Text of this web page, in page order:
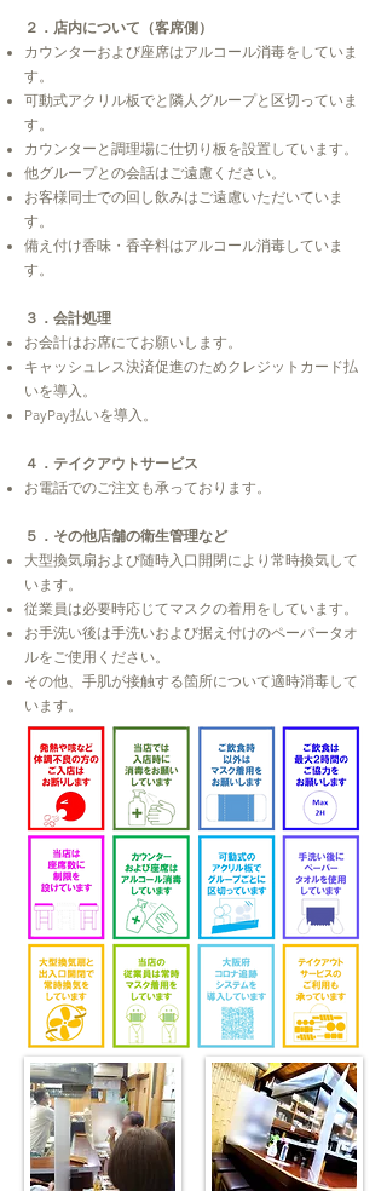
２．店内について（客席側）
​カウンターおよび座席はアルコール消毒をしていま
す。
可動式アクリル板でと隣人グループと区切っていま
す。
カウンターと調理場に仕切り板を設置しています。
他グループとの会話はご遠慮ください。
お客様同士での回し飲みはご遠慮いただいていま
す。
備え付け香味・香辛料はアルコール消毒していま
す。
３．会計処理
お会計はお席にてお願いします。
キャッシュレス決済促進のためクレジットカード払
いを導入。
​PayPay払いを導入。
４．テイクアウトサービス
お電話でのご注文も承っております。
５．その他店舗の衛生管理など
大型換気扇および随時入口開閉により常時換気して
います。
従業員は必要時応じてマスクの着用をしています。
お手洗い後は手洗いおよび据え付けのペーパータオ
ルをご使用ください。
​その他、手肌が接触する箇所について適時消毒して
います。